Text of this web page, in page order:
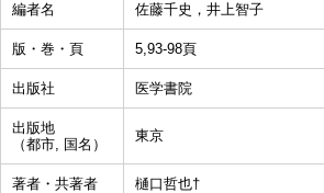
編者名 佐藤千史，井上智子
版・巻・頁 5,93-98頁
出版社 医学書院
出版地
（都市, 国名）
東京
著者・共著者 樋口哲也†